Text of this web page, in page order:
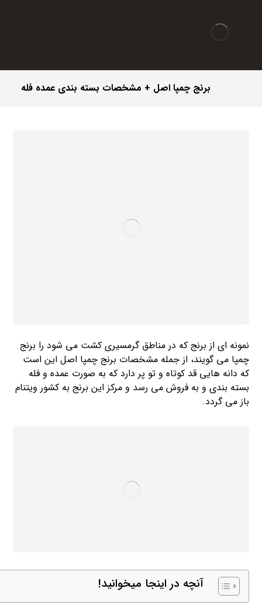
برنج چمپا اصل + مشخصات بسته بندی عمده فله
نمونه ای از برنج که در مناطق گرمسیری کشت می شود را برنج
چمپا می گویند، از جمله مشخصات برنج چمپا اصل این است
که دانه هایی قد کوتاه و تو پر دارد که به صورت عمده و فله
بسته بندی و به فروش می رسد و مرکز این برنج به کشور ویتنام
باز می گردد.
آنچه در اینجا میخوانید!